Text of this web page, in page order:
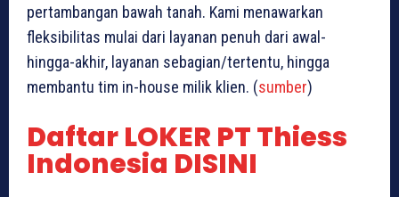
pertambangan bawah tanah. Kami menawarkan
fleksibilitas mulai dari layanan penuh dari awal-
hingga-akhir, layanan sebagian/tertentu, hingga
membantu tim in-house milik klien. (sumber)
Daftar LOKER PT Thiess
Indonesia DISINI